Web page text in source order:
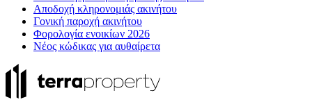
Αποδοχή κληρονομιάς ακινήτου
Γονική παροχή ακινήτου
Φορολογία ενοικίων 2026
Νέος κώδικας για αυθαίρετα